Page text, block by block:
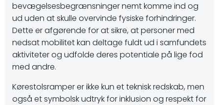
bevægelsesbegrænsninger nemt komme ind og
ud uden at skulle overvinde fysiske forhindringer.
Dette er afgørende for at sikre, at personer med
nedsat mobilitet kan deltage fuldt ud i samfundets
aktiviteter og udfolde deres potentiale på lige fod
med andre.
Kørestolsramper er ikke kun et teknisk redskab, men
også et symbolsk udtryk for inklusion og respekt for